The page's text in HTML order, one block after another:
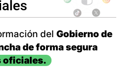
del Gobierno de
de forma segura
oficiales.